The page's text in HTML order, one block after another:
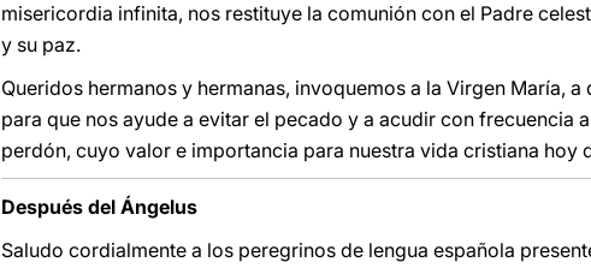
misericordia infinita, nos restituye la comunión con el Padre
y su paz.
Queridos hermanos y hermanas, invoquemos a la Virgen María,
para que nos ayude a evitar el pecado y a acudir con frecuencia
perdón, cuyo valor e importancia para nuestra vida cristiana hoy
Después del Ángelus
Saludo cordialmente a los peregrinos de lengua española